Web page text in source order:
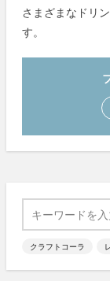
さまざまなドリ
す。
クラフトコーラ
萬金コーラ
コーラ
YATA COLA